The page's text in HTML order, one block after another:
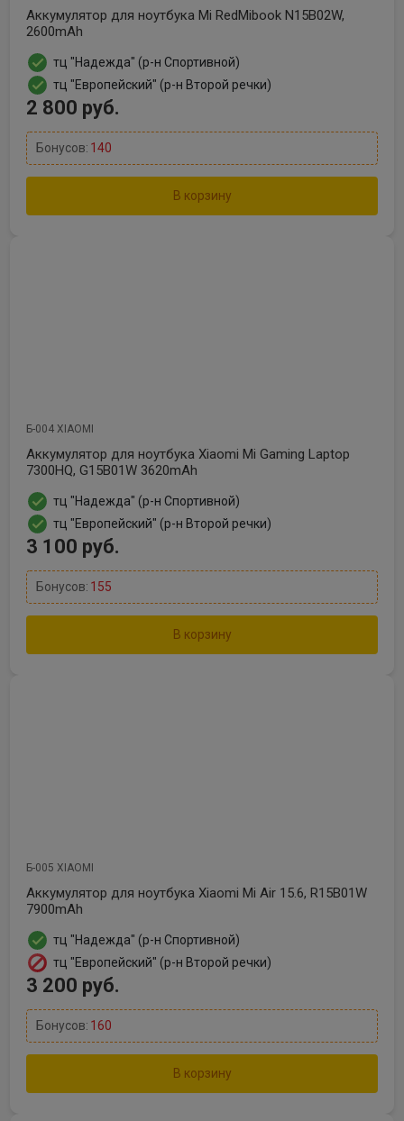
Аккумулятор для ноутбука Mi RedMibook N15B02W,
2600mAh
тц "Надежда" (р-н Спортивной)
тц "Европейский" (р-н Второй речки)
2 800 руб.
Бонусов: 140
В корзину
Б-004 XIAOMI
Аккумулятор для ноутбука Xiaomi Mi Gaming Laptop
7300HQ, G15B01W 3620mAh
тц "Надежда" (р-н Спортивной)
тц "Европейский" (р-н Второй речки)
3 100 руб.
Бонусов: 155
В корзину
Б-005 XIAOMI
Аккумулятор для ноутбука Xiaomi Mi Air 15.6, R15B01W
7900mAh
тц "Надежда" (р-н Спортивной)
тц "Европейский" (р-н Второй речки)
3 200 руб.
Бонусов: 160
В корзину